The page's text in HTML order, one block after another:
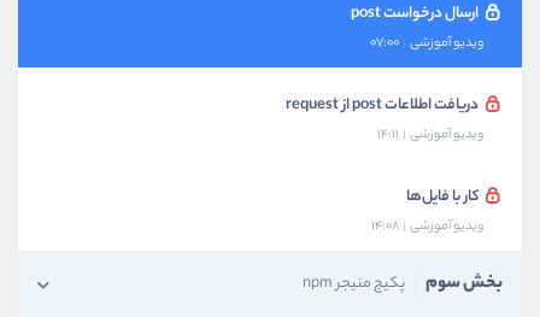
ارسال درخواست post
ویدیو آموزشی 07:00
دریافت اطلاعات post از request
ویدیو آموزشی 14:11
کار با فایل‌ها
ویدیو آموزشی 14:08
بخش سوم پکیج منیجر npm